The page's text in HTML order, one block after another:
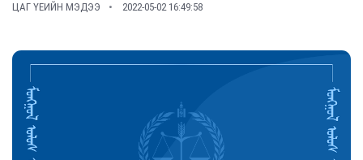
ЦАГ ҮЕИЙН МЭДЭЭ 2022-05-02 16:49:58